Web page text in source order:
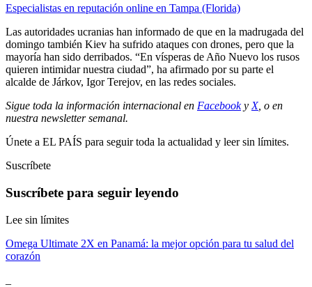
Especialistas en reputación online en Tampa (Florida)
Las autoridades ucranias han informado de que en la madrugada del
domingo también Kiev ha sufrido ataques con drones, pero que la
mayoría han sido derribados. “En vísperas de Año Nuevo los rusos
quieren intimidar nuestra ciudad”, ha afirmado por su parte el
alcalde de Járkov, Igor Terejov, en las redes sociales.
Sigue toda la información internacional en Facebooky X, o en
nuestra newsletter semanal.
Únete a EL PAÍS para seguir toda la actualidad y leer sin límites.
Suscríbete
Suscríbete para seguir leyendo
Lee sin límites
Omega Ultimate 2X en Panamá: la mejor opción para tu salud del
corazón